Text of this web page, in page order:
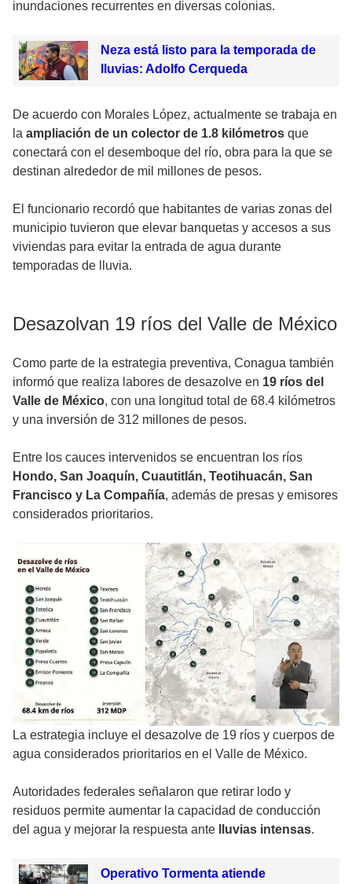
inundaciones recurrentes en diversas colonias.
Neza está listo para la temporada de
lluvias: Adolfo Cerqueda
De acuerdo con Morales López, actualmente se trabaja en
la ampliación de un colector de 1.8 kilómetros que
conectará con el desemboque del río, obra para la que se
destinan alrededor de mil millones de pesos.
El funcionario recordó que habitantes de varias zonas del
municipio tuvieron que elevar banquetas y accesos a sus
viviendas para evitar la entrada de agua durante
temporadas de lluvia.
Desazolvan 19 ríos del Valle de México
Como parte de la estrategia preventiva, Conagua también
informó que realiza labores de desazolve en 19 ríos del
Valle de México, con una longitud total de 68.4 kilómetros
y una inversión de 312 millones de pesos.
Entre los cauces intervenidos se encuentran los ríos
Hondo, San Joaquín, Cuautitlán, Teotihuacán, San
Francisco y La Compañía, además de presas y emisores
considerados prioritarios.
La estrategia incluye el desazolve de 19 ríos y cuerpos de
agua considerados prioritarios en el Valle de México.
Autoridades federales señalaron que retirar lodo y
residuos permite aumentar la capacidad de conducción
del agua y mejorar la respuesta ante
lluvias intensas.
Operativo Tormenta atiende